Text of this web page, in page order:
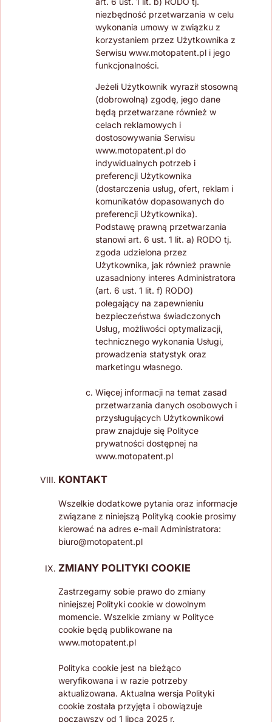
niezbędność przetwarzania w celu
wykonania umowy w związku z
korzystaniem przez Użytkownika z
Serwisu www.motopatent.pl i jego
funkcjonalności.
Jeżeli Użytkownik wyraził stosowną
(dobrowolną) zgodę, jego dane
będą przetwarzane również w
celach reklamowych i
dostosowywania Serwisu
www.motopatent.pl do
indywidualnych potrzeb i
preferencji Użytkownika
(dostarczenia usług, ofert, reklam i
komunikatów dopasowanych do
preferencji Użytkownika).
Podstawę prawną przetwarzania
stanowi art. 6 ust. 1 lit. a) RODO tj.
zgoda udzielona przez
Użytkownika, jak również prawnie
uzasadniony interes Administratora
(art. 6 ust. 1 lit. f) RODO)
polegający na zapewnieniu
bezpieczeństwa świadczonych
Usług, możliwości optymalizacji,
technicznego wykonania Usługi,
prowadzenia statystyk oraz
marketingu własnego.
Więcej informacji na temat zasad
przetwarzania danych osobowych i
przysługujących Użytkownikowi
praw znajduje się Polityce
prywatności dostępnej na
www.motopatent.pl
KONTAKT
Wszelkie dodatkowe pytania oraz informacje
związane z niniejszą Polityką cookie prosimy
kierować na adres e-mail Administratora:
biuro@motopatent.pl
ZMIANY POLITYKI COOKIE
Zastrzegamy sobie prawo do zmiany
niniejszej Polityki cookie w dowolnym
momencie. Wszelkie zmiany w Polityce
cookie będą publikowane na
www.motopatent.pl
Polityka cookie jest na bieżąco
weryfikowana i w razie potrzeby
aktualizowana. Aktualna wersja Polityki
cookie została przyjęta i obowiązuje
począwszy od 1 lipca 2025 r.